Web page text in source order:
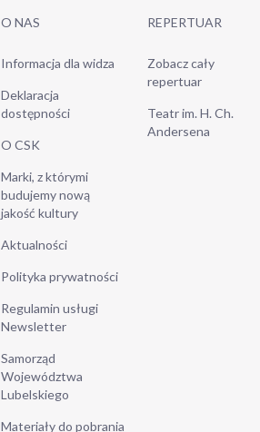
O NAS
Informacja dla widza
Deklaracja
dostępności
O CSK
Marki, z którymi
budujemy nową
jakość kultury
Aktualności
Polityka prywatności
Regulamin usługi
Newsletter
Samorząd
Województwa
Lubelskiego
Materiały do pobrania
REPERTUAR
Zobacz cały
repertuar
Teatr im. H. Ch.
Andersena